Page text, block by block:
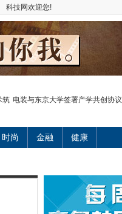
科技网欢迎您!
筑 电装与东京大学签署产学共创协议
时尚 金融 健康